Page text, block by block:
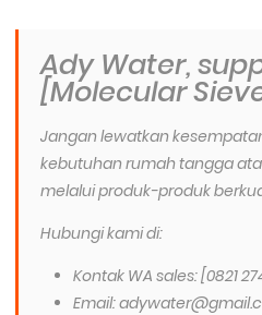
Ady Water,
[Molecular
Jangan lewatkan
kebutuhan rumah tangga
melalui produk-produk
Hubungi kami di:
Kontak WA sales: [0821
Email: